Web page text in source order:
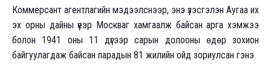
Коммерсант агентлагийн мэдээлснээр, энэ үзэсгэлэн Аугаа их
эх орны дайны үеэр Москваг хамгаалж байсан арга хэмжээ
болон 1941 оны 11 дүгээр сарын долооны өдөр зохион
байгуулагдаж байсан парадын 81 жилийн ойд зориулсан гэнэ.